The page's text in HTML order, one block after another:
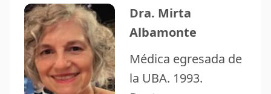
Dra. Mirta
Albamonte
Médica egresada de
la UBA. 1993.